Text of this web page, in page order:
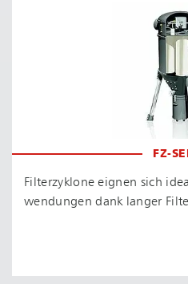
FZ-
Filterzyklone eignen sich
wen­dun­gen dank langer